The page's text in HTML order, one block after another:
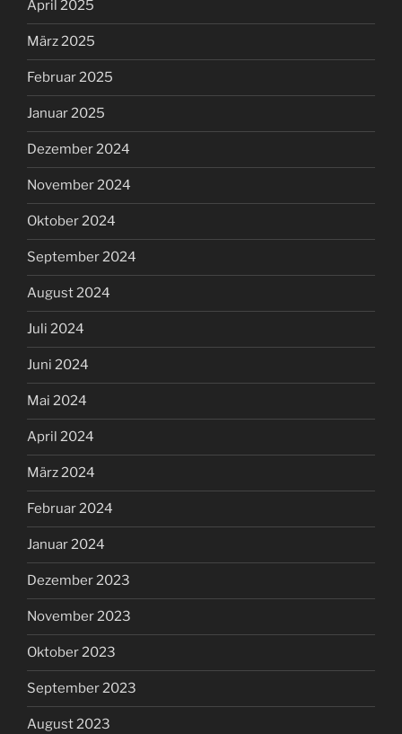
April 2025
März 2025
Februar 2025
Januar 2025
Dezember 2024
November 2024
Oktober 2024
September 2024
August 2024
Juli 2024
Juni 2024
Mai 2024
April 2024
März 2024
Februar 2024
Januar 2024
Dezember 2023
November 2023
Oktober 2023
September 2023
August 2023